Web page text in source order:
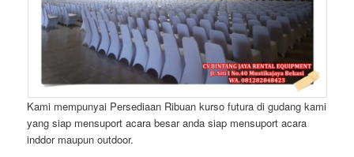
Kami mempunyai Persediaan Ribuan kurso futura di gudang kami
yang siap mensuport acara besar anda siap mensuport acara
inddor maupun outdoor.